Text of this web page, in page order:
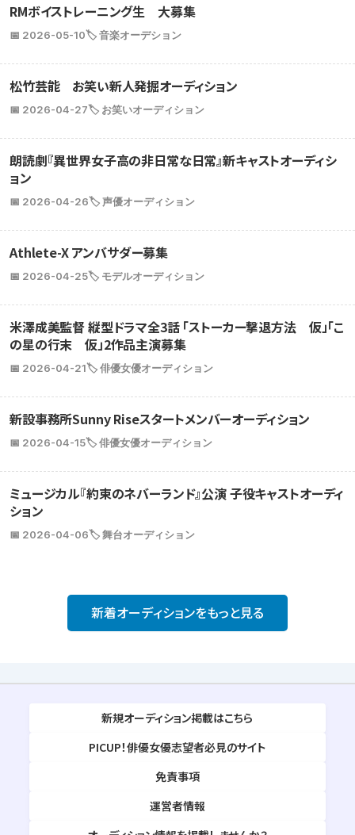
RMボイストレーニング生 大募集
📅 2026-05-10🏷️ 音楽オーデション
松竹芸能 お笑い新人発掘オーディション
📅 2026-04-27🏷️ お笑いオーディション
朗読劇『異世界女子高の非日常な日常』新キャストオーディシ
ョン
📅 2026-04-26🏷️ 声優オーディション
Athlete-X アンバサダー募集
📅 2026-04-25🏷️ モデルオーディション
米澤成美監督 縦型ドラマ全3話 「ストーカー撃退方法 仮」「こ
の星の行末 仮」2作品主演募集
📅 2026-04-21🏷️ 俳優女優オーディション
新設事務所Sunny Riseスタートメンバーオーディション
📅 2026-04-15🏷️ 俳優女優オーディション
ミュージカル『約束のネバーランド』公演 子役キャストオーディ
ション
📅 2026-04-06🏷️ 舞台オーディション
新着オーディションをもっと見る
新規オーディション掲載はこちら
PICUP！俳優女優志望者必見のサイト
免責事項
運営者情報